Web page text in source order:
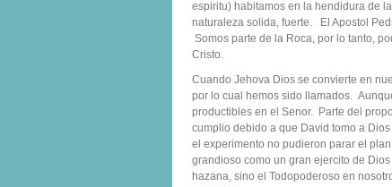
espiritu) habitamos en la hendidura de
naturaleza solida, fuerte. El Apostol
Somos parte de la Roca, por lo tanto,
Cristo.
Cuando Jehova Dios se convierte en
por lo cual hemos sido llamados.
productibles en el Senor. Parte del
cumplio debido a que David tomo a
el experimento no pudieron parar el
grandioso como un gran ejercito de
hazana, sino el Todopoderoso en